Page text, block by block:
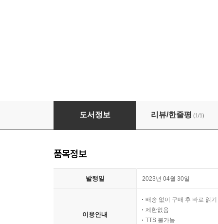
과학수사와 범죄
도서정보 리뷰/한줄평 (1/1)
품목정보
발행일 2023년 04월 30일
이용안내
배송 없이 구매 후 바로 읽기
제한없음
TTS 불가능